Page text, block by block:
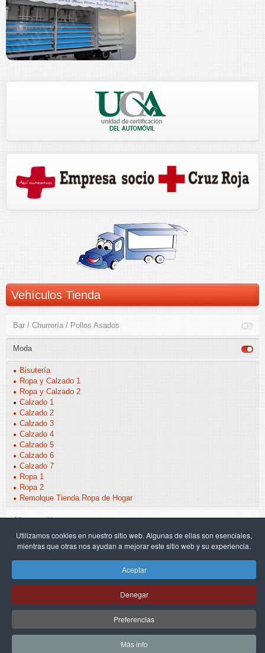
Vehículos Tienda
Bar / Churrería / Pollos Asados
Moda
Bisutería
Ropa y Calzado 1
Ropa y Calzado 2
Calzado 1
Calzado 2
Calzado 3
Calzado 4
Calzado 5
Calzado 6
Calzado 7
Ropa 1
Ropa 2
Remolque Tienda Ropa de Hogar
Alimentación
Útiles
Contacto Localización Noticias Legal
Política de privacidad
Site map
©2026 Carrocerías Henales, S.L. | Ctra. Argamasilla, 4 | 13700 Tomelloso
(C. Real) • Spain | Tel.: (+34) 926 51 36 11 - (+34) 926 50 31 03 |
info@henales.com
Utilizamos cookies en nuestro sitio web. Algunas de ellas son esenciales,
mientras que otras nos ayudan a mejorar este sitio web y su experiencia.
Aceptar
Denegar
Preferencias
Más info